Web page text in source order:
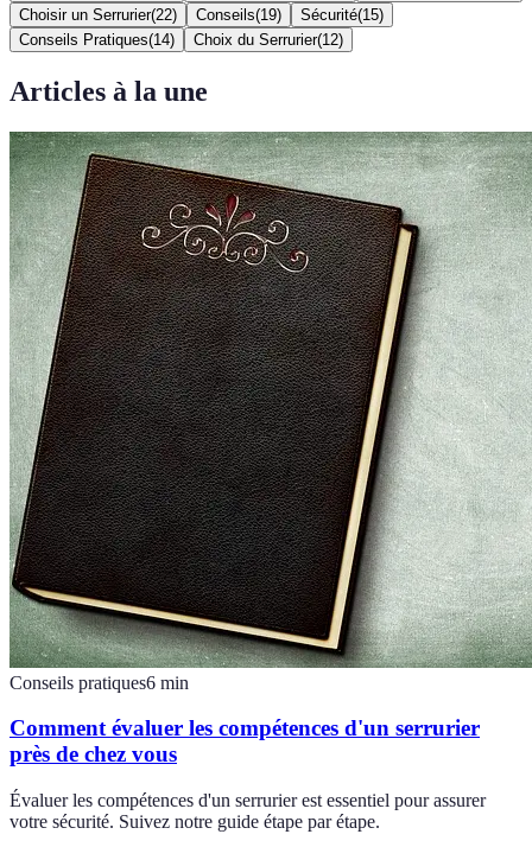
Choisir un Serrurier(22) Conseils(19) Sécurité(15)
Conseils Pratiques(14) Choix du Serrurier(12)
Articles à la une
Conseils pratiques6 min
Comment évaluer les compétences d'un serrurier
près de chez vous
Évaluer les compétences d'un serrurier est essentiel pour assurer
votre sécurité. Suivez notre guide étape par étape.